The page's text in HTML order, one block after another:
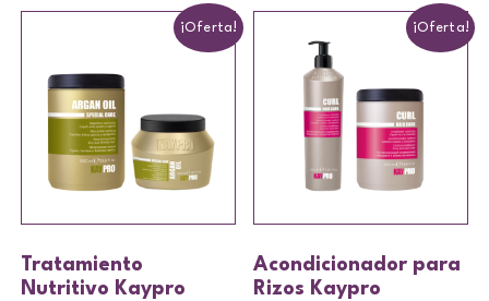
¡Oferta!
Tratamiento
Nutritivo Kaypro
¡Oferta!
Acondicionador para
Rizos Kaypro